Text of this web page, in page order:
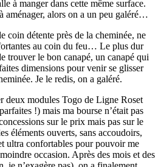
à manger dans cette même surface.
aménager, alors on a un peu galéré…
coin détente près de la cheminée, ne
au coin du feu… Le plus dur
trouver le bon canapé, un canapé qui
dimensions pour venir se glisser
Je le redis, on a galéré.
deux modules Togo de Ligne Roset
!) mais ma bourse n’était pas
sur le prix mais pas sur le
éléments ouverts, sans accoudoirs,
ultra confortables pour pouvoir me
occasion. Après des mois et des